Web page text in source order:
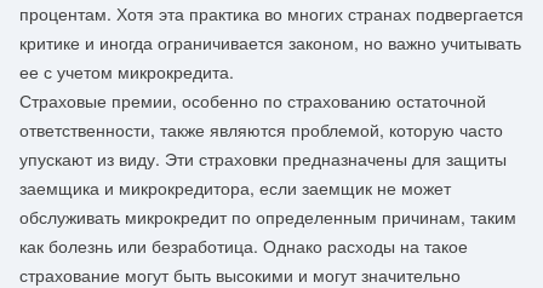
процентам. Хотя эта практика во многих странах подвергается
критике и иногда ограничивается законом, но важно учитывать
ее с учетом микрокредита.
Страховые премии, особенно по страхованию остаточной
ответственности, также являются проблемой, которую часто
упускают из виду. Эти страховки предназначены для защиты
заемщика и микрокредитора, если заемщик не может
обслуживать микрокредит по определенным причинам, таким
как болезнь или безработица. Однако расходы на такое
страхование могут быть высокими и могут значительно